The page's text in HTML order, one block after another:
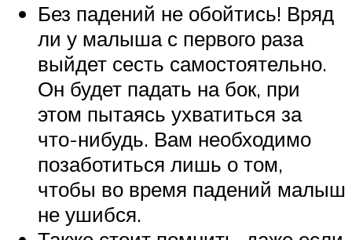
Без падений не обойтись! Вряд
ли у малыша с первого раза
выйдет сесть самостоятельно.
Он будет падать на бок, при
этом пытаясь ухватиться за
что-нибудь. Вам необходимо
позаботиться лишь о том,
чтобы во время падений малыш
не ушибся.